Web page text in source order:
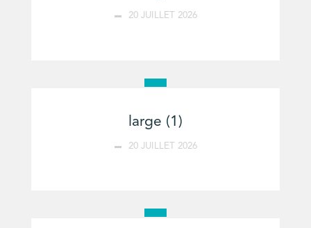
20 JUILLET 2026
large (1)
20 JUILLET 2026